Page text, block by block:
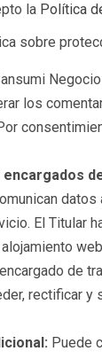
la Política
sobre
los
datos
El Titular
de
rectificar y
Puede